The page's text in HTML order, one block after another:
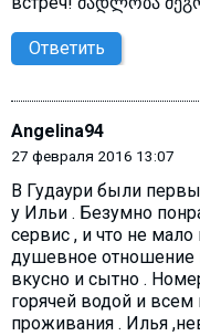
Ответить
Angelina94
27 февраля 2016 13:07
В Гудаури были
у Ильи . Безумно
сервис , и что не
душевное
вкусно и сытно .
горячей водой и
проживания . Илья